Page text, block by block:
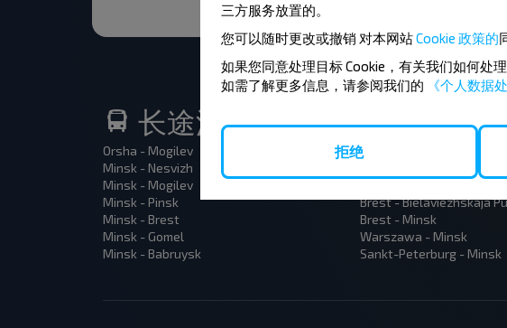
长途汽车热门路线
Orsha - Mogilev
Minsk - Nesvizh
Minsk - Mogilev
Minsk - Pinsk
Minsk - Brest
Minsk - Gomel
Minsk - Babruysk
Minsk - Baranovichy
Brest - Bielaviezhskaja
Brest - Minsk
Warszawa - Minsk
Sankt-Peterburg - Minsk
三方服务放置的。
您可以随时更改或撤销 对本网站Cookie 政策的
如果您同意处理目标 Cookie，有关我们如何处
如需了解更多信息，请参阅我们的
《个人数据
拒绝